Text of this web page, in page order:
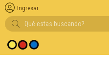
Búsqueda
de
productos
de pago
Ingresar